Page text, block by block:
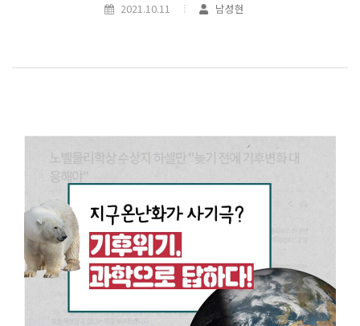
2021.10.11 남성현
교직원
홍보
홍보영상
브로슈어
자연대 뉴스레터